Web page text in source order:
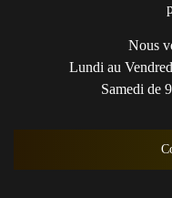
Nous
Lundi au
Samedi de